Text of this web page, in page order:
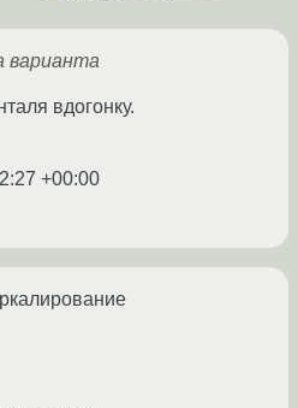
варианта
вдогонку.
+00:00